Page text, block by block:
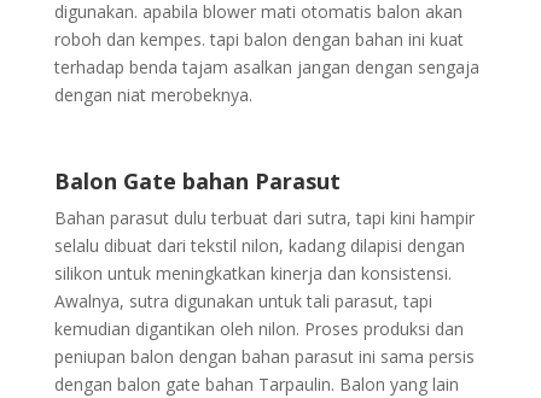
digunakan. apabila blower mati otomatis balon akan
roboh dan kempes. tapi balon dengan bahan ini kuat
terhadap benda tajam asalkan jangan dengan sengaja
dengan niat merobeknya.
Balon Gate bahan Parasut
Bahan parasut dulu terbuat dari sutra, tapi kini hampir
selalu dibuat dari tekstil nilon, kadang dilapisi dengan
silikon untuk meningkatkan kinerja dan konsistensi.
Awalnya, sutra digunakan untuk tali parasut, tapi
kemudian digantikan oleh nilon. Proses produksi dan
peniupan balon dengan bahan parasut ini sama persis
dengan balon gate bahan Tarpaulin. Balon yang lain